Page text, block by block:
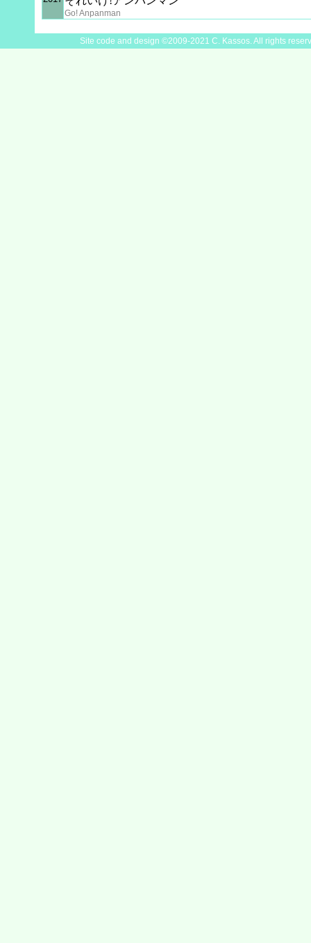
Go! Anpanman
Site code and design ©2009-2021 C. Kassos. All rights